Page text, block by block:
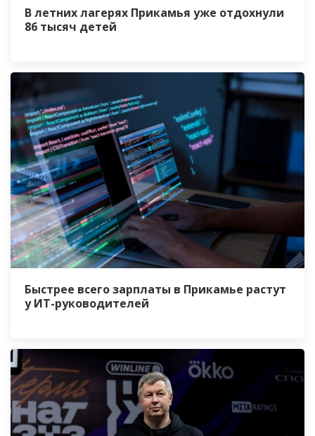
В летних лагерях Прикамья уже отдохнули
86 тысяч детей
Быстрее всего зарплаты в Прикамье растут
у ИТ-руководителей